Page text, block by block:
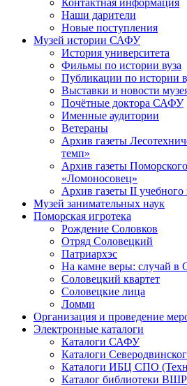
Наши дарители
Новые поступления
Музей истории САФУ
История университета
Фильмы по истории вуза
Публикации по истории
Выставки и новости
Почётные доктора САФУ
Именные аудитории
Ветераны
Архив газеты
темп»
Архив газеты
«Ломоносовец»
Архив газеты II
Музей занимательных наук
Поморская игротека
Рождение Соловков
Отряд Соловецкий
Патриархэс
На камне веры: случай в
Соловецкий квартет
Соловецкие лица
Ломми
Организация и проведение
Электронные каталоги
Каталоги САФУ
Каталоги
Каталоги ИБЦ СПО
Каталог библиотеки